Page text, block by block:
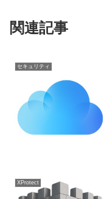
関連記事
セキュリティ
XProtect